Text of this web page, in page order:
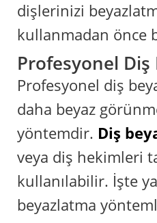
dişlerinizi
kullanmadan önce
Profesyonel Diş
Profesyonel diş
daha beyaz
yöntemdir. Diş
veya diş hekimleri
kullanılabilir. İşte
beyazlatma